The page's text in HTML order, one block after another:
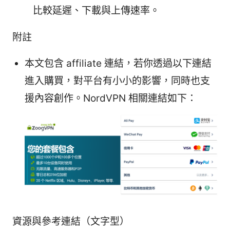
比較延遲、下載與上傳速率。
附註
本文包含 affiliate 連結，若你透過以下連結
進入購買，對平台有小小的影響，同時也支
援內容創作。NordVPN 相關連結如下：
資源與參考連結（文字型）